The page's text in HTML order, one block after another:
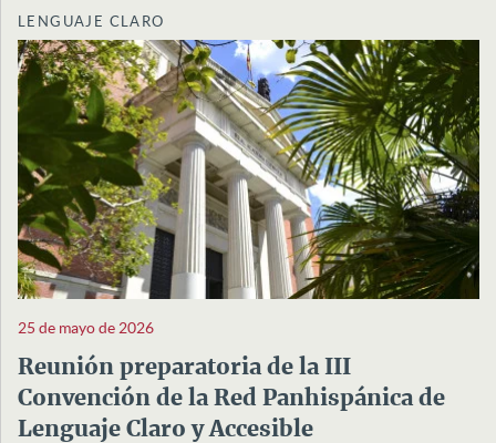
LENGUAJE CLARO
25 de mayo de 2026
Reunión preparatoria de la III
Convención de la Red Panhispánica de
Lenguaje Claro y Accesible